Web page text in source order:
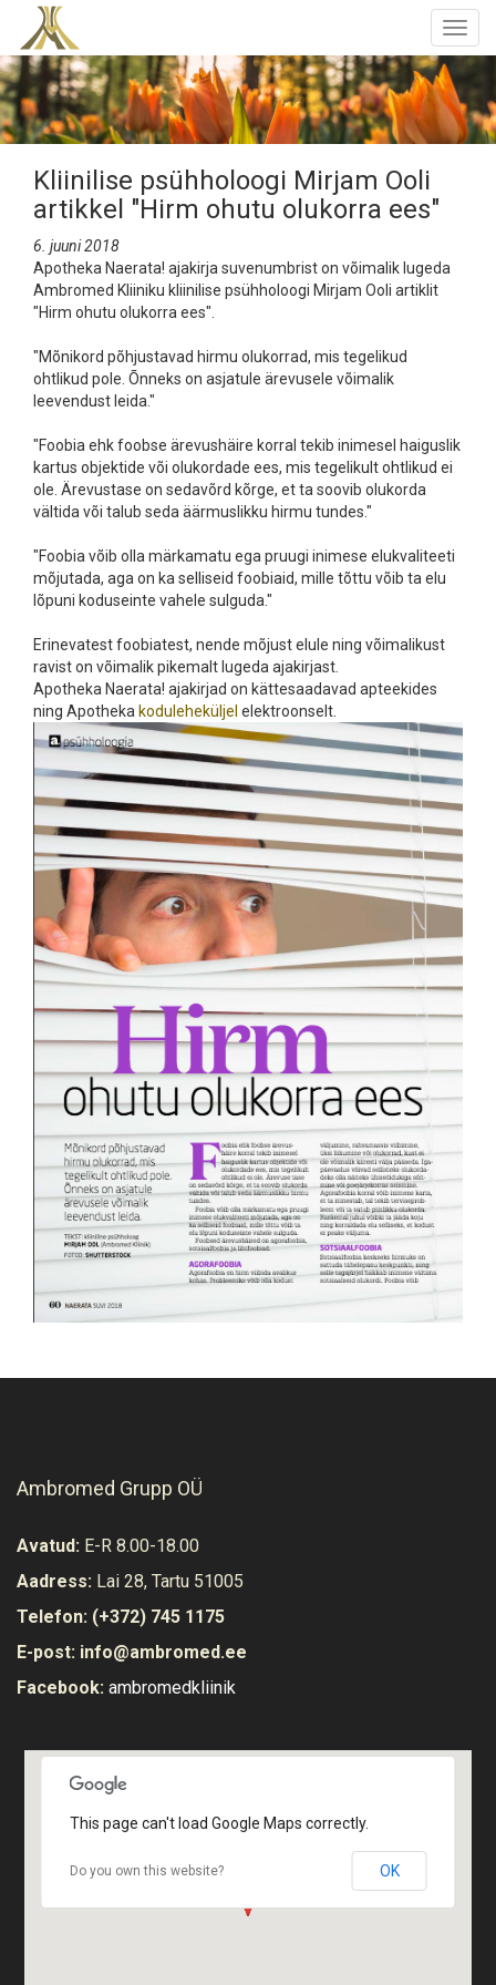
Kliinilise psühholoogi Mirjam Ooli
artikkel "Hirm ohutu olukorra ees"
6. juuni 2018
Apotheka Naerata! ajakirja suvenumbrist on võimalik lugeda
Ambromed Kliiniku kliinilise psühholoogi Mirjam Ooli artiklit
"Hirm ohutu olukorra ees".
"Mõnikord põhjustavad hirmu olukorrad, mis tegelikud
ohtlikud pole. Õnneks on asjatule ärevusele võimalik
leevendust leida."
"Foobia ehk foobse ärevushäire korral tekib inimesel haiguslik
kartus objektide või olukordade ees, mis tegelikult ohtlikud ei
ole. Ärevustase on sedavõrd kõrge, et ta soovib olukorda
vältida või talub seda äärmuslikku hirmu tundes."
"Foobia võib olla märkamatu ega pruugi inimese elukvaliteeti
mõjutada, aga on ka selliseid foobiaid, mille tõttu võib ta elu
lõpuni koduseinte vahele sulguda."
Erinevatest foobiatest, nende mõjust elule ning võimalikust
ravist on võimalik pikemalt lugeda ajakirjast.
Apotheka Naerata! ajakirjad on kättesaadavad apteekides
ning Apotheka koduleheküljel elektroonselt.
Ambromed Grupp OÜ
Avatud: E-R 8.00-18.00
Aadress: Lai 28, Tartu 51005
Telefon: (+372) 745 1175
E-post: info@ambromed.ee
Facebook: ambromedkliinik
This page can't load Google Maps correctly.
Do you own this website? OK